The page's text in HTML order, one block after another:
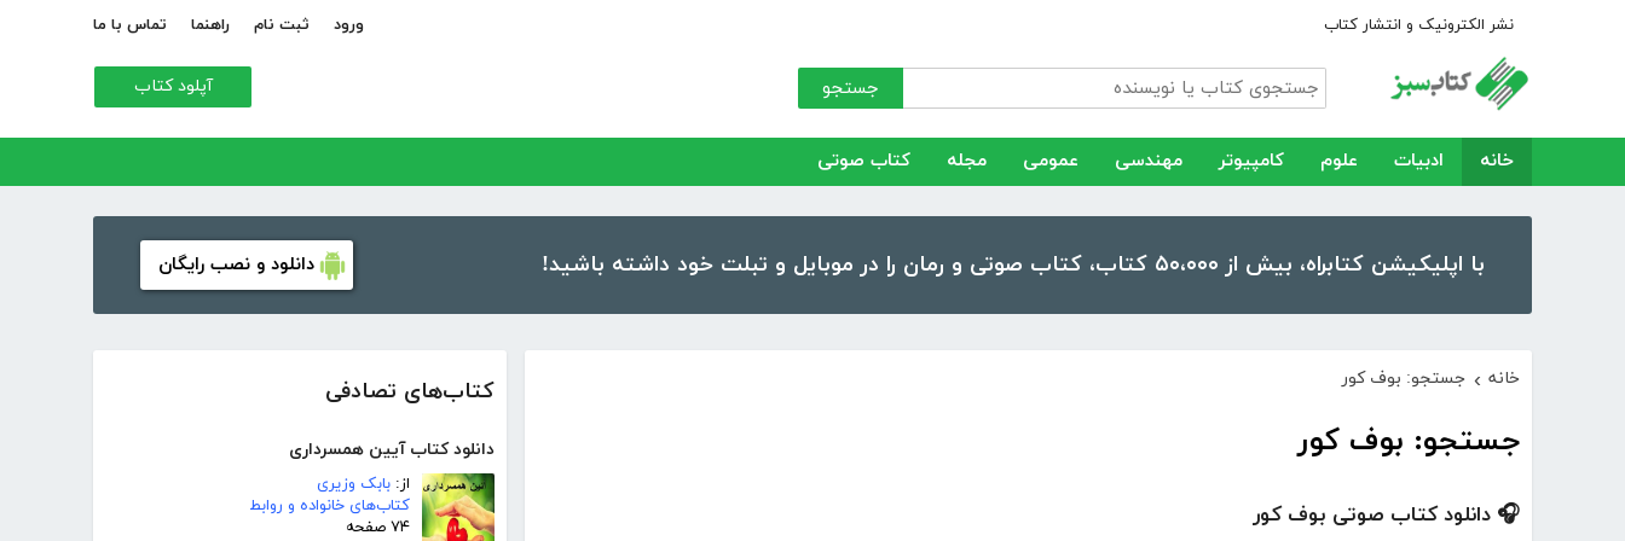
نشر الکترونیک و انتشار کتاب ورود ثبت نام راهنما تماس با ما
جستجو آپلود کتاب
خانه ادبیات علوم کامپیوتر مهندسی عمومی مجله کتاب صوتی
با اپلیکیشن کتابراه، بیش از ۵۰،۰۰۰ کتاب، کتاب صوتی و رمان را در موبایل و تبلت خود داشته باشید! دانلود و نصب رایگان
کتاب‌های تصادفی
دانلود کتاب آیین همسرداری
از: بابک وزیری
کتاب‌های خانواده و روابط
۷۴ صفحه
خانه › جستجو: بوف کور
جستجو: بوف کور
🎧 دانلود کتاب صوتی بوف کور